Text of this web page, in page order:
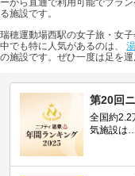
ーから直通で利用可能でブラ
る施設です。
瑞穂運動場西駅の女子旅・女
中でも特に人気があるのは、
の施設です。ぜひ一度は足を運
第20回
全国約2.2
気施設は